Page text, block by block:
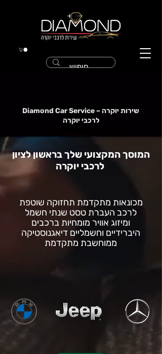
Diamond Car Service – שירות יוקרה
לרכבי יוקרה
המוסך המקצועי שלך בראשון לציון
מכונאות מתקדמת תחזוקה שוטפת
לרכב העברת טסט שנתי חשמל
ומיזוג אוויר מומחיות ברכבים
היברידיים וחשמליים דיאגנוסטיקה
ממוחשבת מתקדמת